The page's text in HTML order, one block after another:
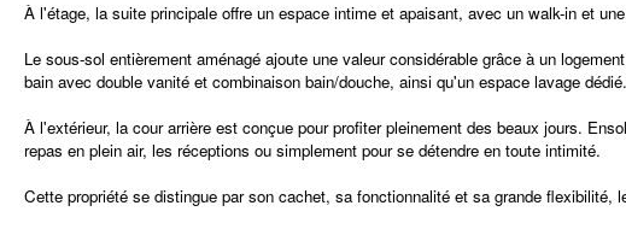
À l'étage, la suite principale offre un espace intime et apaisant, avec un walk-in et
Le sous-sol entièrement aménagé ajoute une valeur considérable grâce à un
bain avec double vanité et combinaison bain/douche, ainsi qu'un espace lavage
À l'extérieur, la cour arrière est conçue pour profiter pleinement des beaux jours.
repas en plein air, les réceptions ou simplement pour se détendre en toute intimité.
Cette propriété se distingue par son cachet, sa fonctionnalité et sa grande flexibilité,